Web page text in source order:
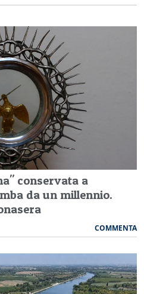
conservata a
da un millennio.
COMMENTA